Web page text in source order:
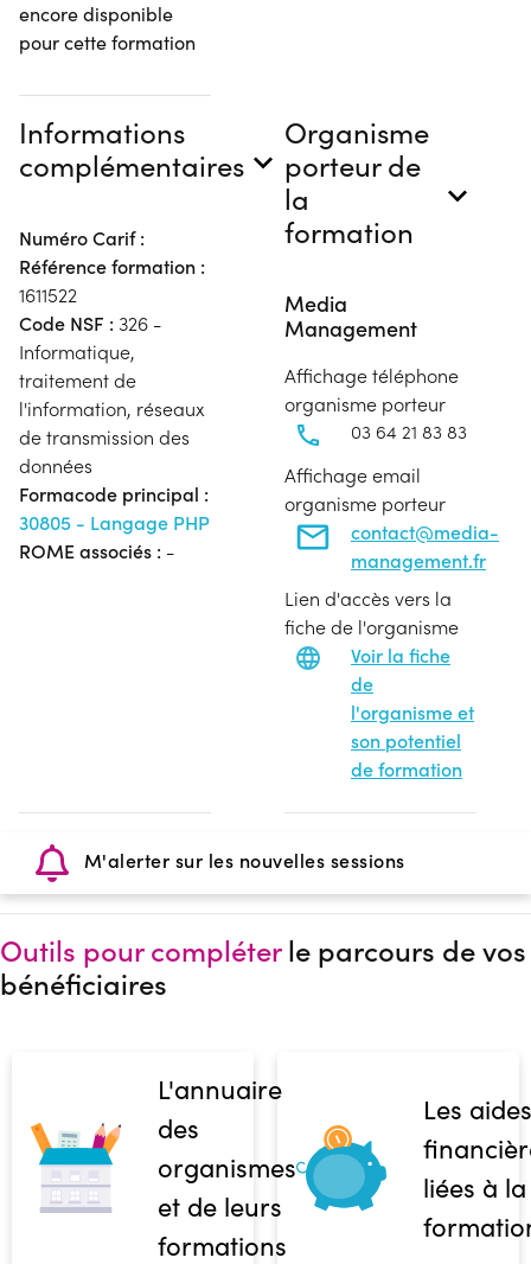
encore disponible
pour cette formation
Informations
complémentaires
Numéro Carif :
Référence formation :
1611522
Code NSF : 326 -
Informatique,
traitement de
l'information, réseaux
de transmission des
données
Formacode principal :
30805 - Langage PHP
ROME associés : -
Organisme
porteur de
la
formation
Media
Management
Affichage téléphone
organisme porteur
03 64 21 83 83
Affichage email
organisme porteur
contact@media-
management.fr
Lien d'accès vers la
fiche de l'organisme
Voir la fiche
de
l'organisme et
son potentiel
de formation
M'alerter sur les nouvelles sessions
Outils pour compléterle parcours de vos
bénéficiaires
L'annuaire
des
organismes
et de leurs
formations
Les aides
liées à la